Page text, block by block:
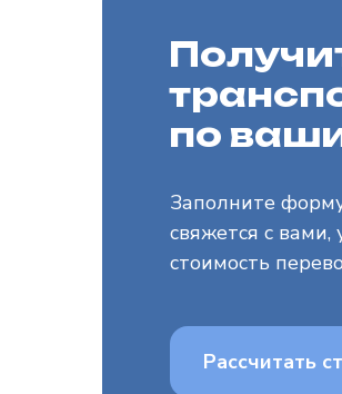
по
Заполните
свяжется с
стоимость
Рассчитать